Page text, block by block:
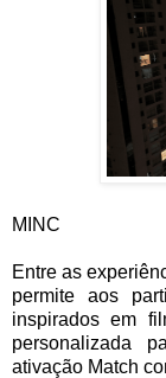
MINC
Entre as
permite aos
inspirados em
personalizada
ativação Match